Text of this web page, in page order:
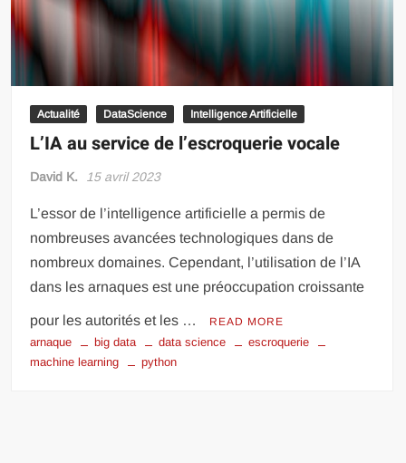
Actualité DataScience Intelligence Artificielle
L’IA au service de l’escroquerie vocale
David K. 15 avril 2023
L’essor de l’intelligence artificielle a permis de
nombreuses avancées technologiques dans de
nombreux domaines. Cependant, l’utilisation de l’IA
dans les arnaques est une préoccupation croissante
pour les autorités et les … READ MORE
arnaque big data data science
escroquerie
machine learning
python